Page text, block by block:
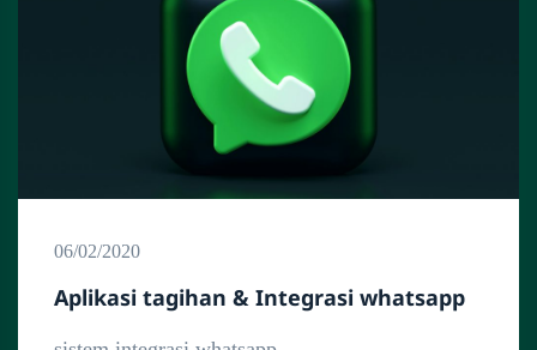
06/02/2020
Aplikasi tagihan & Integrasi whatsapp